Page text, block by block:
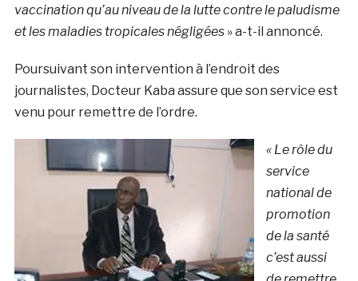
vaccination qu’au niveau de la lutte contre le paludisme
et les maladies tropicales négligées» a-t-il annoncé.
Poursuivant son intervention à l’endroit des
journalistes, Docteur Kaba assure que son service est
venu pour remettre de l’ordre.
«Le rôle du
service
national de
promotion
de la santé
c’est aussi